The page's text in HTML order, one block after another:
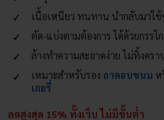
เนื้อเหนียว ทนทาน นำกลับมาใช้
ตัด-แบ่งตามต้องการ ได้ด้วยกรรไ
ล้างทำความสะอาดง่าย ไม่ทิ้งครา
เหมาะสำหรับรอง ถาดอบขนม ห
เกอรี่
ลดสูงสุด 15% ทั้งเว็บ ไม่มีขั้นต่ำ